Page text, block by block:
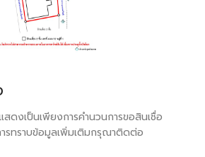
ดงเป็นเพียงการคำนวนการขอสินเชื่อ
รทราบข้อมูลเพิ่มเติมกรุณาติดต่อ